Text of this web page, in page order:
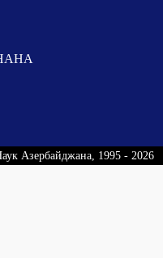
Азербайджана, 1995 - 2026